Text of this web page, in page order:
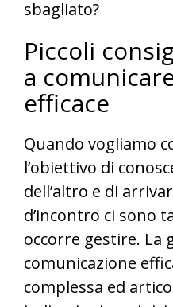
sbagliato?
Piccoli
a
efficace
Quando vogliamo
l’obiettivo di
dell’altro e di
d’incontro ci sono
occorre gestire. La
comunicazione
complessa ed